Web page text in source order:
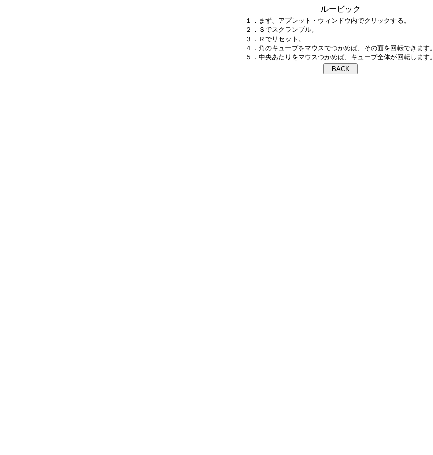
ルービック
１．まず、アプレット・ウィンドウ内でクリックする。
２．Ｓでスクランブル。
３．Ｒでリセット。
４．角のキューブをマウスでつかめば、その面を回転できます。